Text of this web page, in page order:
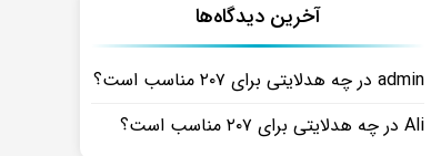
آخرین دیدگاه‌ها
admin در چه هدلایتی برای ۲۰۷ مناسب است؟
Ali در چه هدلایتی برای ۲۰۷ مناسب است؟